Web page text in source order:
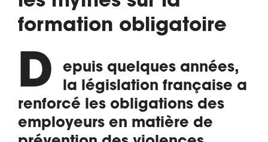
formation obligatoire
D
epuis quelques années,
la législation française a
renforcé les obligations des
employeurs en matière de